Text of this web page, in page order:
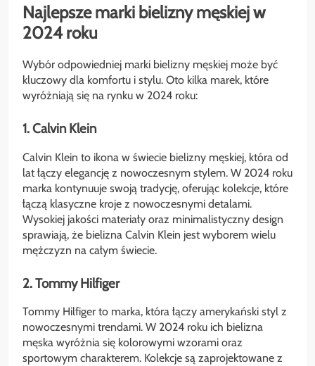
Najlepsze marki bielizny męskiej w
2024 roku
Wybór odpowiedniej marki bielizny męskiej może być
kluczowy dla komfortu i stylu. Oto kilka marek, które
wyróżniają się na rynku w 2024 roku:
1. Calvin Klein
Calvin Klein to ikona w świecie bielizny męskiej, która od
lat łączy elegancję z nowoczesnym stylem. W 2024 roku
marka kontynuuje swoją tradycję, oferując kolekcje, które
łączą klasyczne kroje z nowoczesnymi detalami.
Wysokiej jakości materiały oraz minimalistyczny design
sprawiają, że bielizna Calvin Klein jest wyborem wielu
mężczyzn na całym świecie.
2. Tommy Hilfiger
Tommy Hilfiger to marka, która łączy amerykański styl z
nowoczesnymi trendami. W 2024 roku ich bielizna
męska wyróżnia się kolorowymi wzorami oraz
sportowym charakterem. Kolekcje są zaprojektowane z